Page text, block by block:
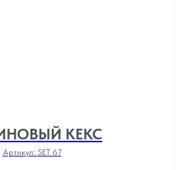
КЕКС
Артикул: SET 67